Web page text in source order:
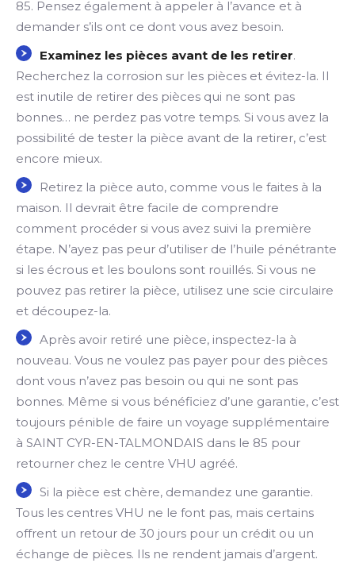
85. Pensez également à appeler à l’avance et à
demander s’ils ont ce dont vous avez besoin.
Examinez les pièces avant de les retirer.
Recherchez la corrosion sur les pièces et évitez-la. Il
est inutile de retirer des pièces qui ne sont pas
bonnes… ne perdez pas votre temps. Si vous avez la
possibilité de tester la pièce avant de la retirer, c’est
encore mieux.
Retirez la pièce auto, comme vous le faites à la
maison. Il devrait être facile de comprendre
comment procéder si vous avez suivi la première
étape. N’ayez pas peur d’utiliser de l’huile pénétrante
si les écrous et les boulons sont rouillés. Si vous ne
pouvez pas retirer la pièce, utilisez une scie circulaire
et découpez-la.
Après avoir retiré une pièce, inspectez-la à
nouveau. Vous ne voulez pas payer pour des pièces
dont vous n’avez pas besoin ou qui ne sont pas
bonnes. Même si vous bénéficiez d’une garantie, c’est
toujours pénible de faire un voyage supplémentaire
à SAINT CYR-EN-TALMONDAIS dans le 85 pour
retourner chez le centre VHU agréé.
Si la pièce est chère, demandez une garantie.
Tous les centres VHU ne le font pas, mais certains
offrent un retour de 30 jours pour un crédit ou un
échange de pièces. Ils ne rendent jamais d’argent.